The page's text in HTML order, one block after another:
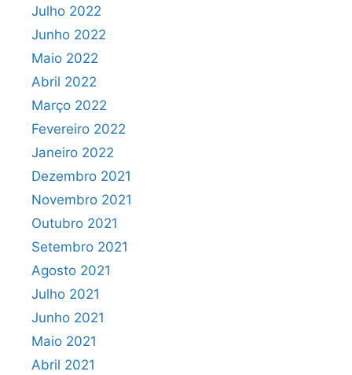
Julho 2022
Junho 2022
Maio 2022
Abril 2022
Março 2022
Fevereiro 2022
Janeiro 2022
Dezembro 2021
Novembro 2021
Outubro 2021
Setembro 2021
Agosto 2021
Julho 2021
Junho 2021
Maio 2021
Abril 2021